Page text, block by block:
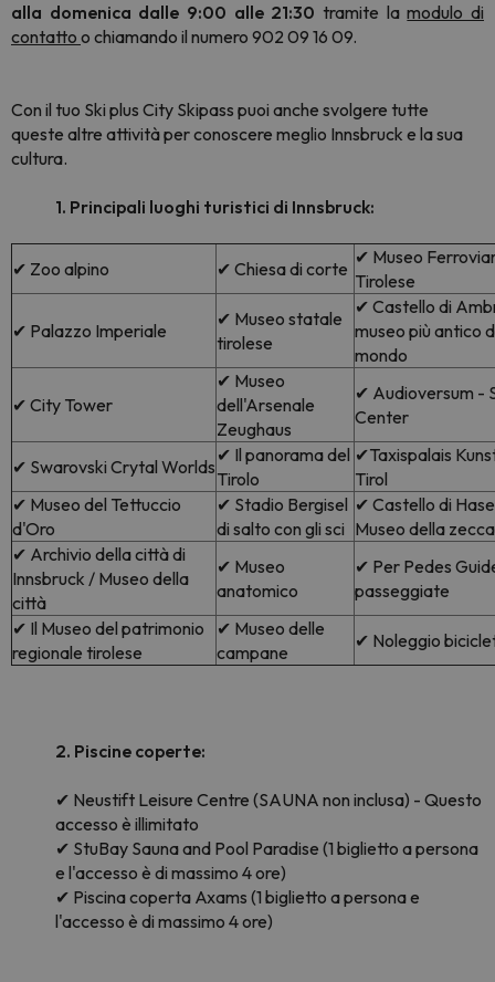
alla domenica dalle 9:00 alle 21:30 tramite lamodulo di
contatto o chiamando il numero 902 09 16 09.
Con il tuo Ski plus City Skipass puoi anche svolgere tutte
queste altre attività per conoscere meglio Innsbruck e la sua
cultura.
1. Principali luoghi turistici di Innsbruck:
✔ Zoo alpino ✔ Chiesa di corte
✔ Museo
Tirolese
✔ Palazzo Imperiale
✔ Museo statale
tirolese
✔ Castello di
museo più antico
mondo
✔ City Tower
✔ Museo
dell'Arsenale
Zeughaus
✔ Audioversum -
Center
✔ Swarovski Crytal Worlds
✔ Il panorama del
Tirolo
✔Taxispalais
Tirol
✔ Museo del Tettuccio
d'Oro
✔ Stadio Bergisel
di salto con gli sci
✔ Castello di
Museo della
✔ Archivio della città di
Innsbruck / Museo della
città
✔ Museo
anatomico
✔ Per Pedes
passeggiate
✔ Il Museo del patrimonio
regionale tirolese
✔ Museo delle
campane
✔ Noleggio
2. Piscine coperte:
✔ Neustift Leisure Centre (SAUNA non inclusa) - Questo
accesso è illimitato
✔ StuBay Sauna and Pool Paradise (1 biglietto a persona
e l'accesso è di massimo 4 ore)
✔ Piscina coperta Axams (1 biglietto a persona e
l'accesso è di massimo 4 ore)